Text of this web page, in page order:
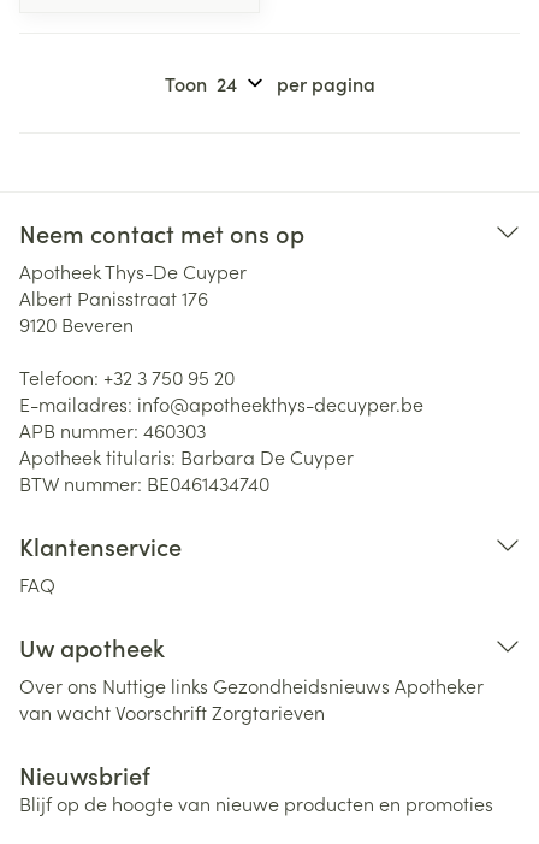
Toon per pagina
Neem contact met ons op
Apotheek Thys-De Cuyper
Albert Panisstraat 176
9120 Beveren
Telefoon: +32 3 750 95 20
E-mailadres: info@apotheekthys-decuyper.be
APB nummer: 460303
Apotheek titularis: Barbara De Cuyper
BTW nummer: BE0461434740
Klantenservice
FAQ
Uw apotheek
Over ons Nuttige links Gezondheidsnieuws Apotheker
van wachtVoorschriftZorgtarieven
Nieuwsbrief
Blijf op de hoogte van nieuwe producten en promoties